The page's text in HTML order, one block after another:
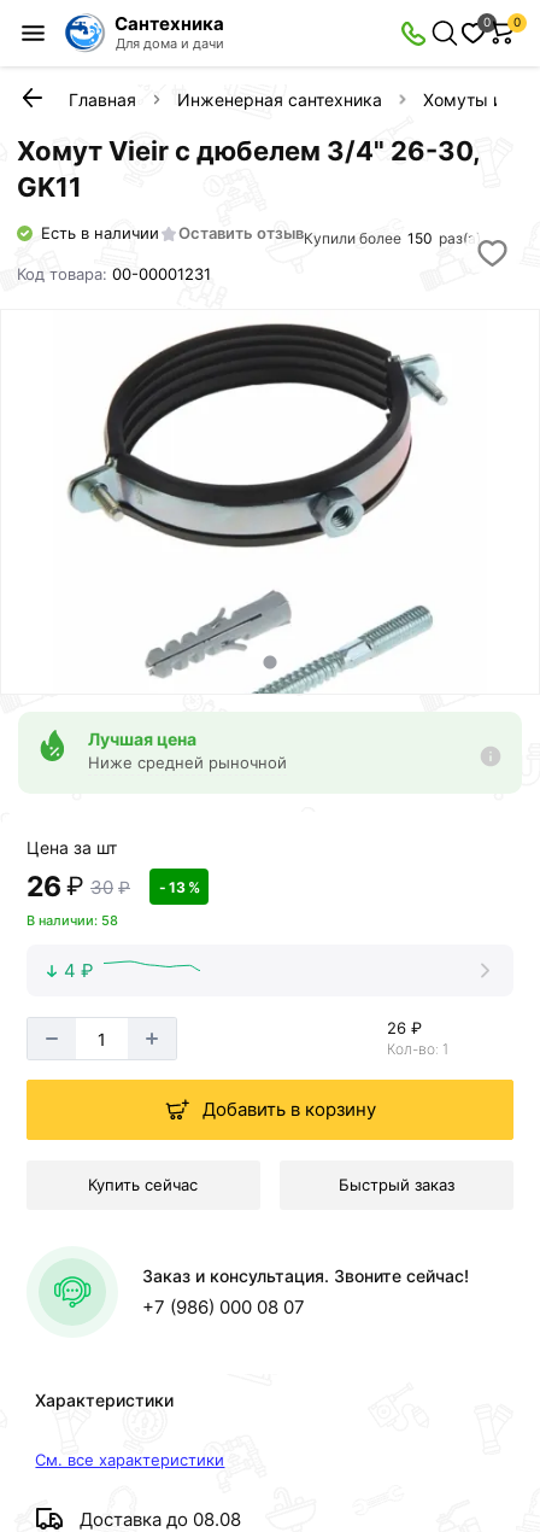
Сантехника
Для дома и дачи
0 0
Главная Инженерная сантехника Хомуты и
Хомут Vieir с дюбелем 3/4" 26-30,
GK11
Есть в наличии Оставить отзывКупили более 150 раз(а)
Код товара:00-00001231
Характеристики
См. все характеристики
Доставка до 08.08
Лучшая цена
Ниже средней рыночной
Цена за шт
26 ₽ 30 ₽ - 13 %
В наличии: 58
4 ₽
26 ₽
Кол-во: 1
Добавить в корзину
Купить сейчас Быстрый заказ
Заказ и консультация. Звоните сейчас!
+7 (986) 000 08 07